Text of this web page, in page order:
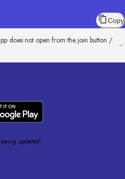
Copy
does not open from the join button /
being updated!